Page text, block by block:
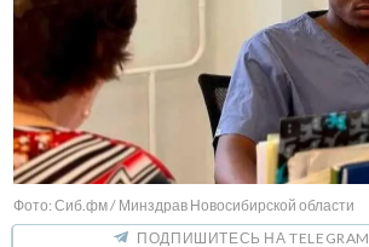
Фото: Сиб.фм / Минздрав Новосибирской области
ПОДПИШИТЕСЬ НА